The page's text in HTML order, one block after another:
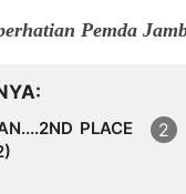
Pemda
PLACE